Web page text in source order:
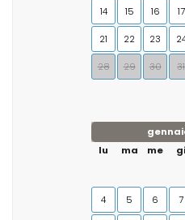
14 15 16 17
21 22 23
28 29 30 31
lu
ma me gi
4 5 6 7